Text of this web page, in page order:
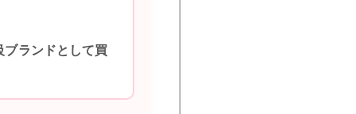
ブランドとして買